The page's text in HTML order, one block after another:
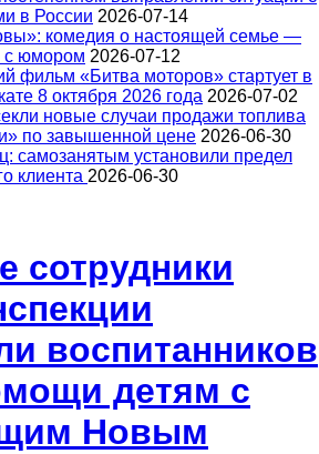
в России 2026-07-14
комедия о настоящей семье —
с юмором 2026-07-12
фильм «Битва моторов» стартует в
8 октября 2026 года 2026-07-02
новые случаи продажи топлива
по завышенной цене 2026-06-30
самозанятым установили предел
клиента 2026-06-30
сотрудники
воспитанников
детям с
Новым